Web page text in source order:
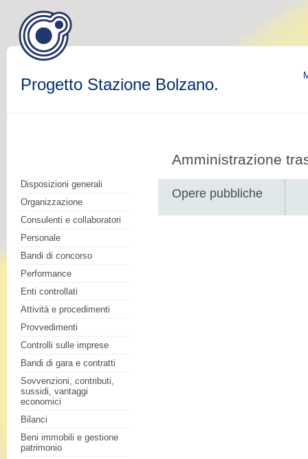
Progetto Stazione Bolzano.
Disposizioni generali
Organizzazione
Consulenti e collaboratori
Personale
Bandi di concorso
Performance
Enti controllati
Attività e procedimenti
Provvedimenti
Controlli sulle imprese
Bandi di gara e contratti
Sovvenzioni, contributi,
sussidi, vantaggi
economici
Bilanci
Beni immobili e gestione
patrimonio
Amministrazione
Opere pubbliche